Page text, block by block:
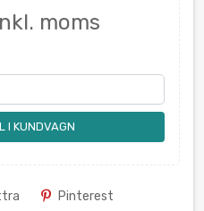
moms
I KUNDVAGN
Pinterest